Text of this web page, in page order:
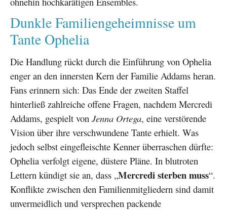
Dunkle Familiengeheimnisse um
Tante Ophelia
Die Handlung rückt durch die Einführung von Ophelia
enger an den innersten Kern der Familie Addams heran.
Fans erinnern sich: Das Ende der zweiten Staffel
hinterließ zahlreiche offene Fragen, nachdem Mercredi
Addams, gespielt von Jenna Ortega, eine verstörende
Vision über ihre verschwundene Tante erhielt. Was
jedoch selbst eingefleischte Kenner überraschen dürfte:
Ophelia verfolgt eigene, düstere Pläne. In blutroten
Lettern kündigt sie an, dass „Mercredi sterben muss“.
Konflikte zwischen den Familienmitgliedern sind damit
unvermeidlich und versprechen packende